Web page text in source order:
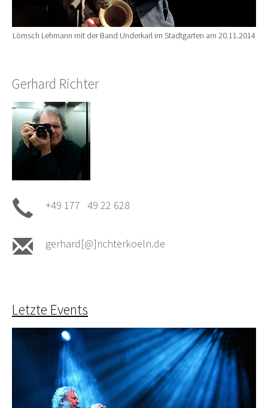
Lömsch Lehmann mit der Band Underkarl im Stadtgarten am 20.11.2014
Gerhard Richter
+49 177 49 22 628
gerhard[@]richterkoeln.de
Letzte Events